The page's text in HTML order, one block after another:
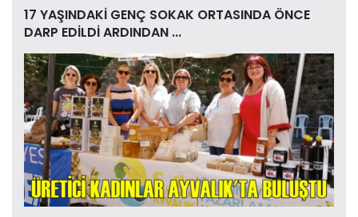
17 YAŞINDAKİ GENÇ SOKAK ORTASINDA ÖNCE
DARP EDİLDİ ARDINDAN ...